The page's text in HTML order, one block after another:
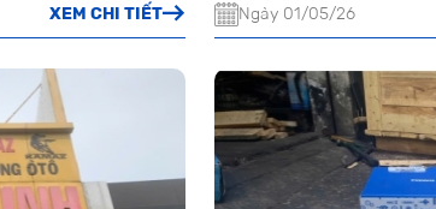
XEM CHI TIẾT Ngày 01/05/26